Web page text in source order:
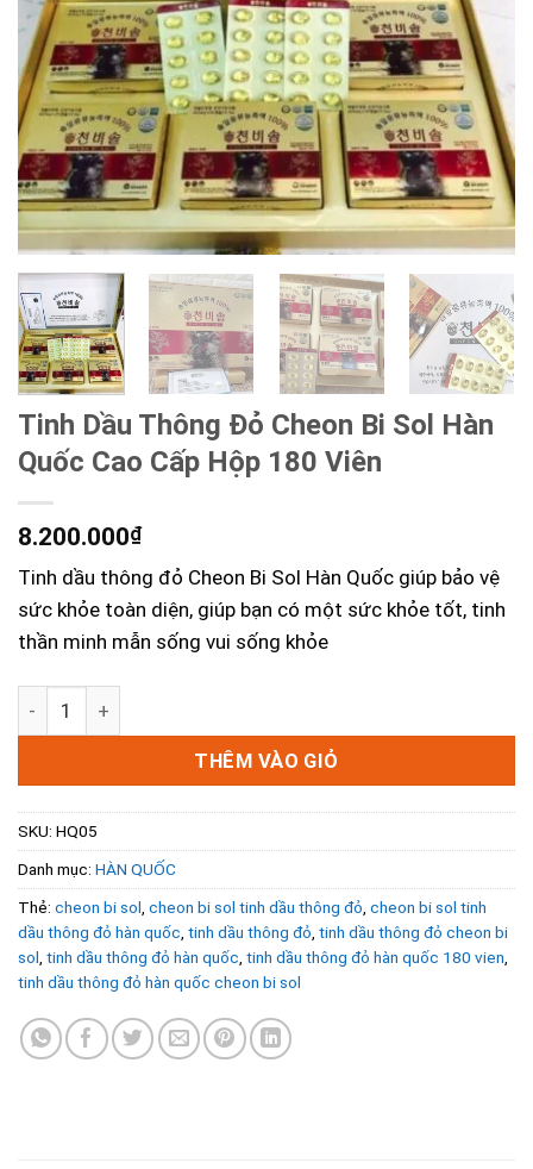
Tinh Dầu Thông Đỏ Cheon Bi Sol Hàn
Quốc Cao Cấp Hộp 180 Viên
8.200.000₫
Tinh dầu thông đỏ Cheon Bi Sol Hàn Quốc giúp bảo vệ
sức khỏe toàn diện, giúp bạn có một sức khỏe tốt, tinh
thần minh mẫn sống vui sống khỏe
THÊM VÀO GIỎ
SKU: HQ05
Danh mục: HÀN QUỐC
Thẻ: cheon bi sol, cheon bi sol tinh dầu thông đỏ, cheon bi sol tinh
dầu thông đỏ hàn quốc, tinh dầu thông đỏ, tinh dầu thông đỏ cheon bi
sol, tinh dầu thông đỏ hàn quốc, tinh dầu thông đỏ hàn quốc 180 vien,
tinh dầu thông đỏ hàn quốc cheon bi sol